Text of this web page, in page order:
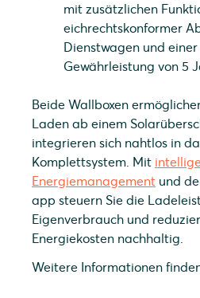
mit zusätzlichen
eichrechtskonformer
Dienstwagen und
Gewährleistung von 5
Beide Wallboxen
Laden ab einem
integrieren sich nahtlos in
Komplettsystem. Mit
Energiemanagement und
app steuern Sie die
Eigenverbrauch und
Energiekosten nachhaltig.
Weitere Informationen